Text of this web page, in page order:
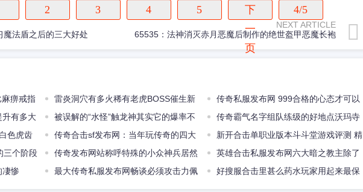
2 3 4 5
下
一
页
4/5
法盾之后的三大好处
NEXT ARTICLE
65535：法神消灭赤月恶魔后制作的绝世盔甲恶魔长袍
痹戒指
雷炎洞穴有多火稀有老虎BOSS催生新
职业飞虎队降生
传奇私服发布网 999合格的心态才可以
更好地应对各个战役
升有多大
被误解的“水怪”触龙神其实它的爆率不
逊小白
传奇霸气名字组队练级的好地点沃玛寺
庙三层门口
色虎齿
传奇合击sf发布网：当年玩传奇的四大
难处最后一点甚至能决定玩家的去留
新开合击单职业版本斗斗堂游戏评测 精
巧画面动
三个阶段
传奇发布网站称呼特殊的小众神兵居然
还有硬刚开天的潜力
英雄合击私服发布网六大暗之教主除了
爆重装还产出四样东西你还记得吗
凄惨
最大传奇私服发布网畅谈必须攻击力佩
穿的复古配备的绝顶攻击属性
好搜服合击里甚么药水玩家用起来最保
险